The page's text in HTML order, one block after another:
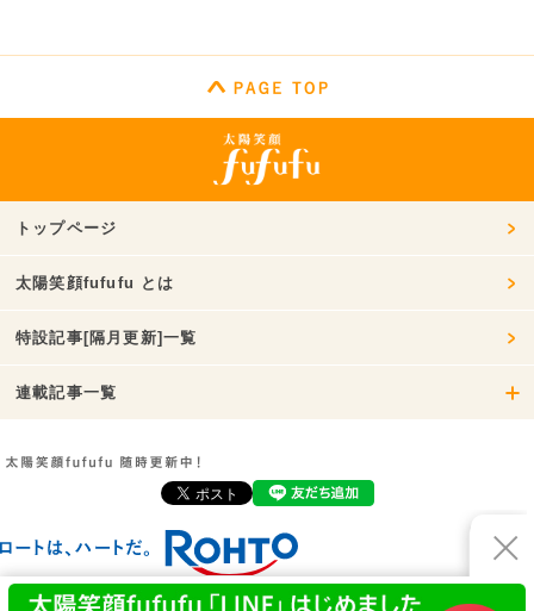
トップページ
太陽笑顔fufufu とは
特設記事[隔月更新]一覧
連載記事一覧